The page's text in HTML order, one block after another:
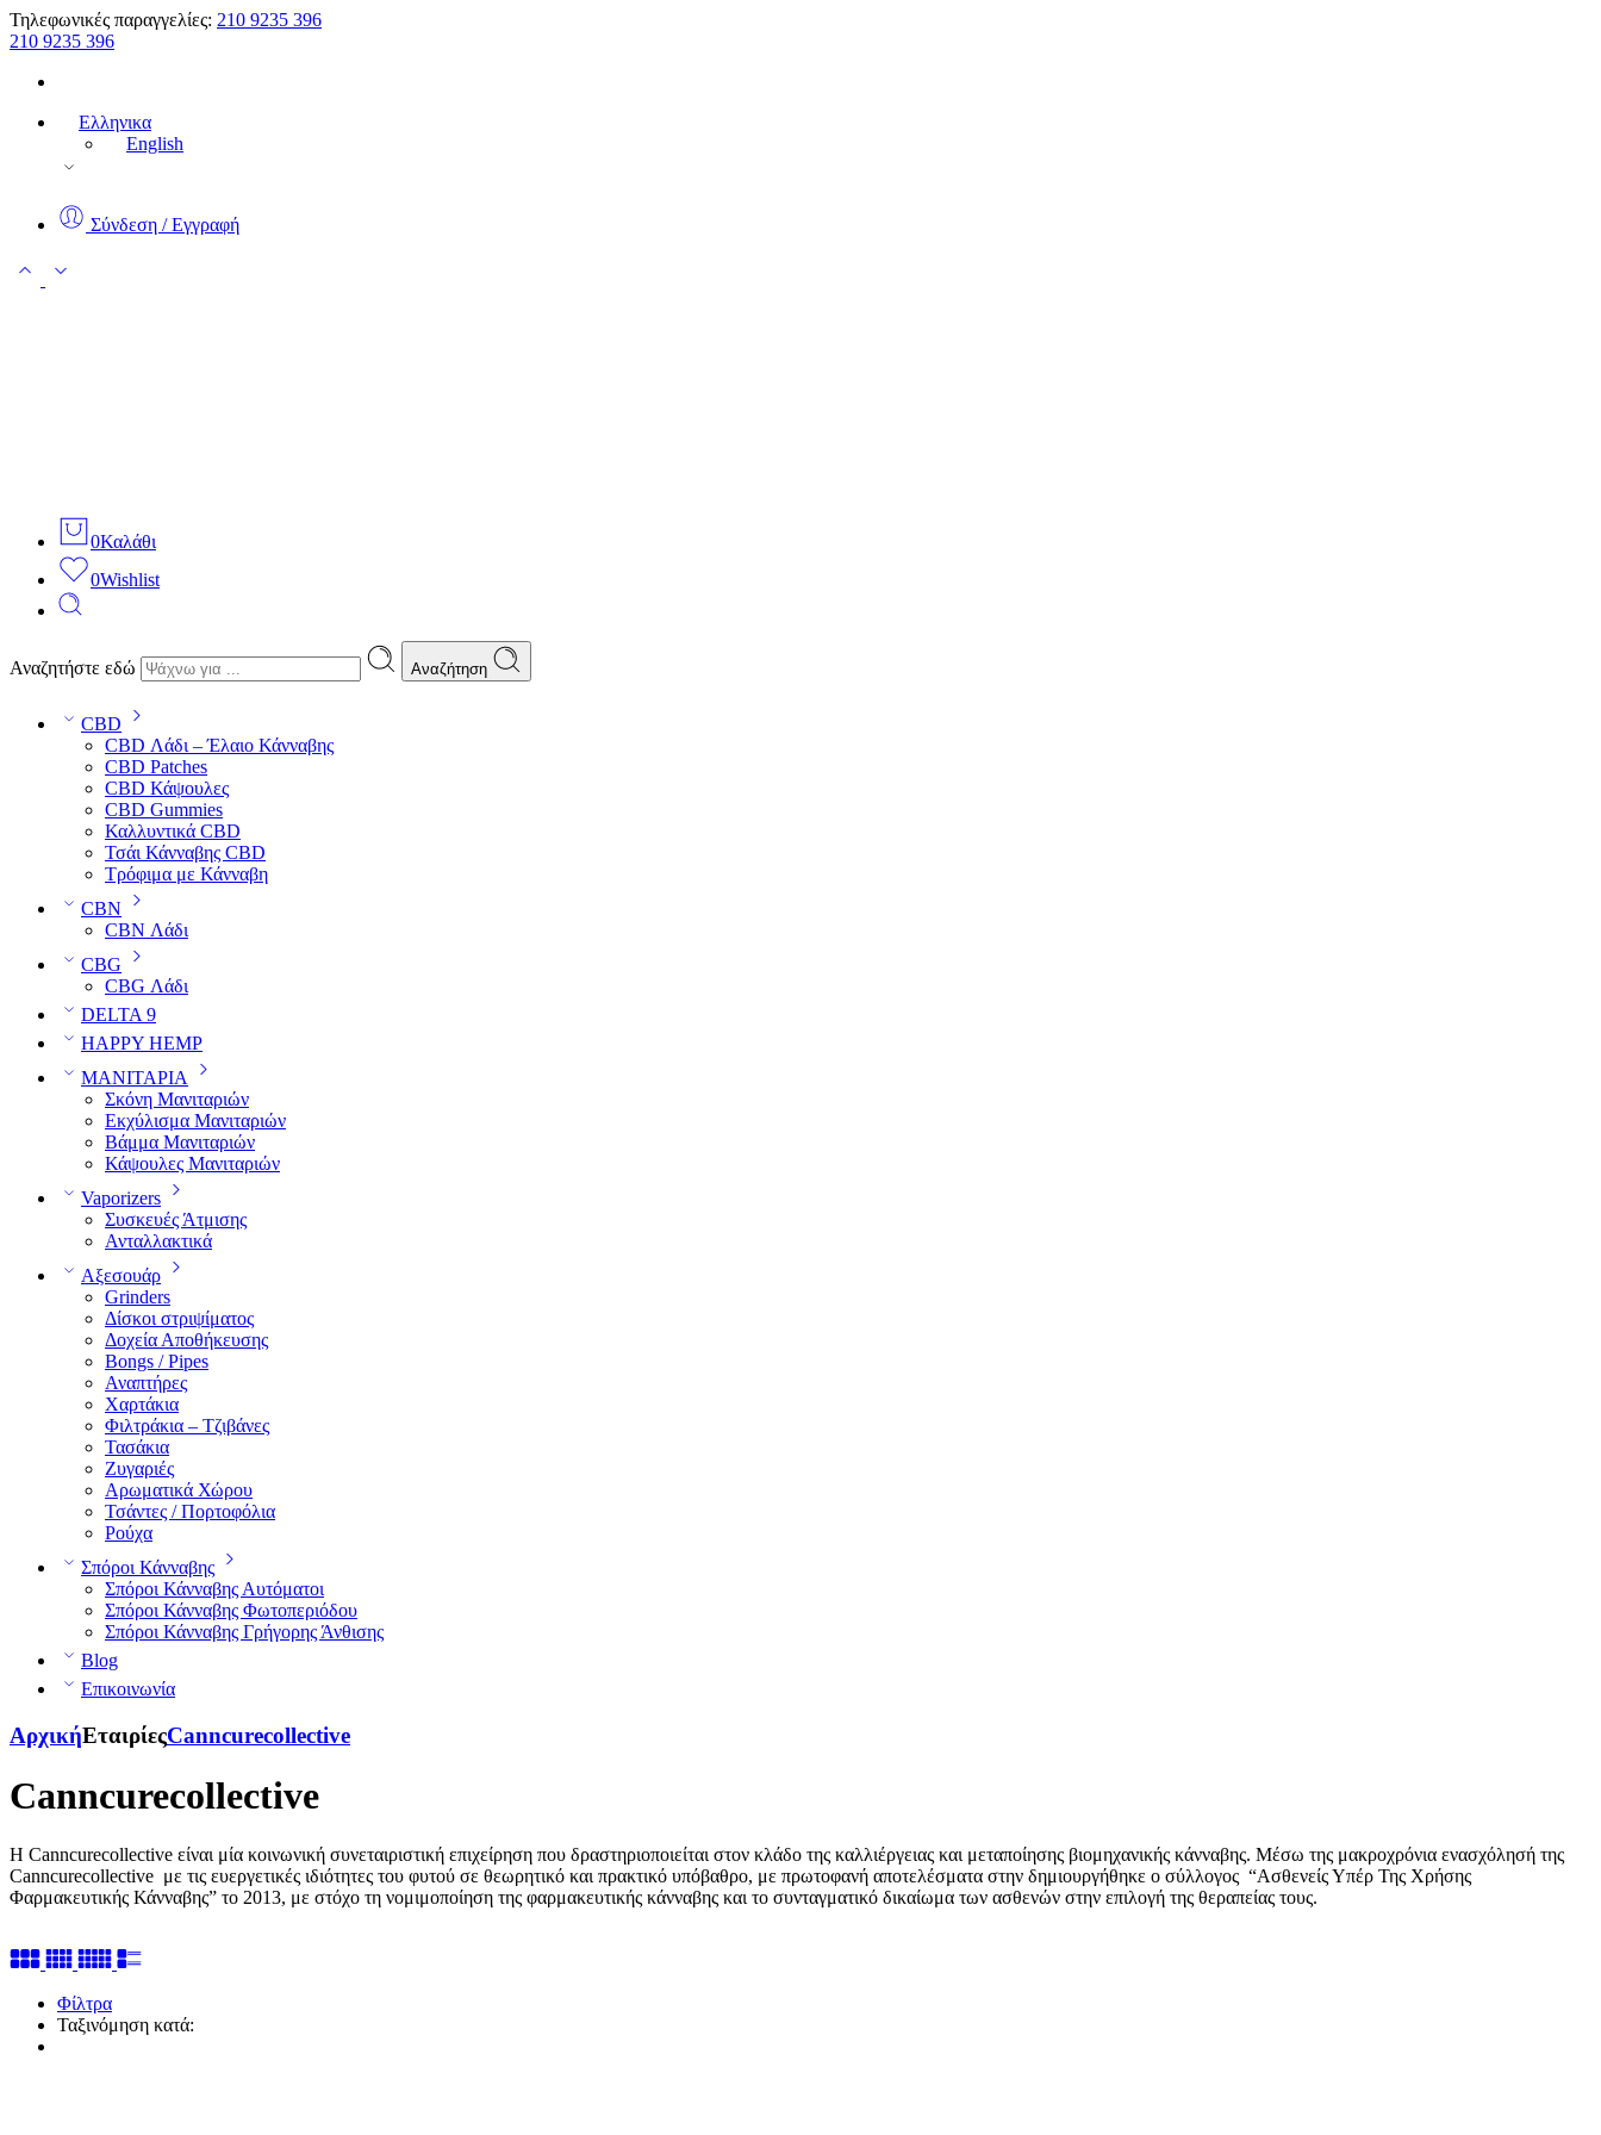
Τηλεφωνικές παραγγελίες: 210 9235 396
210 9235 396
Ελληνικα
English
Σύνδεση / Εγγραφή
0Καλάθι
0Wishlist
Αναζητήστε εδώ Αναζήτηση
CBD
CBD Λάδι – Έλαιο Κάνναβης
CBD Patches
CBD Κάψουλες
CBD Gummies
Καλλυντικά CBD
Τσάι Κάνναβης CBD
Τρόφιμα με Κάνναβη
CBN
CBN Λάδι
CBG
CBG Λάδι
DELTA 9
HAPPY HEMP
ΜΑΝΙΤΑΡΙΑ
Σκόνη Μανιταριών
Εκχύλισμα Μανιταριών
Βάμμα Μανιταριών
Κάψουλες Μανιταριών
Vaporizers
Συσκευές Άτμισης
Ανταλλακτικά
Αξεσουάρ
Grinders
Δίσκοι στριψίματος
Δοχεία Αποθήκευσης
Bongs / Pipes
Αναπτήρες
Χαρτάκια
Φιλτράκια – Τζιβάνες
Τασάκια
Ζυγαριές
Αρωματικά Χώρου
Τσάντες / Πορτοφόλια
Ρούχα
Σπόροι Κάνναβης
Σπόροι Κάνναβης Αυτόματοι
Σπόροι Κάνναβης Φωτοπεριόδου
Σπόροι Κάνναβης Γρήγορης Άνθισης
Blog
Επικοινωνία
ΑρχικήΕταιρίεςCanncurecollective
Canncurecollective
Η Canncurecollective είναι μία κοινωνική συνεταιριστική επιχείρηση που δραστηριοποιείται στον κλάδο της καλλιέργειας και μεταποίησης βιομηχανικής κάνναβης. Μέσω της μακροχρόνια ενασχόλησή της
Canncurecollective με τις ευεργετικές ιδιότητες του φυτού σε θεωρητικό και πρακτικό υπόβαθρο, με πρωτοφανή αποτελέσματα στην δημιουργήθηκε ο σύλλογος “Ασθενείς Υπέρ Της Χρήσης
Φαρμακευτικής Κάνναβης” το 2013, με στόχο τη νομιμοποίηση της φαρμακευτικής κάνναβης και το συνταγματικό δικαίωμα των ασθενών στην επιλογή της θεραπείας τους.
Φίλτρα
Ταξινόμηση κατά: